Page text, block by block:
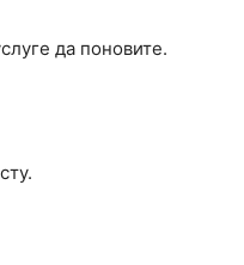
да поновите.